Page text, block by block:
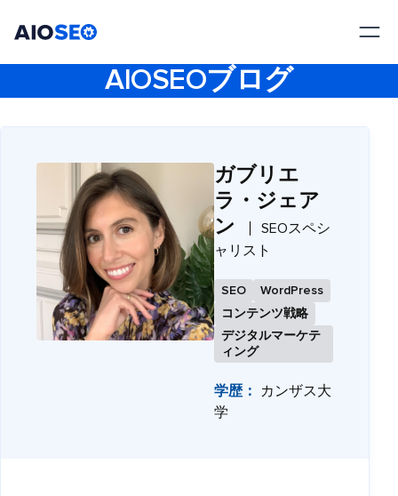
AIOSEOブログ
ガブリエ
ラ・ジェア
ン
SEOスペシ
ャリスト
SEO
WordPress
コンテンツ戦略
デジタルマーケテ
ィング
学歴：
カンザス大
学